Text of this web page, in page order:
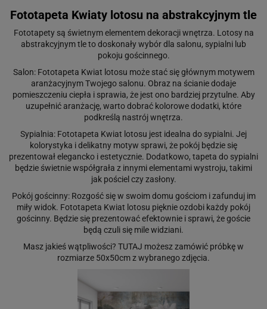
Fototapeta Kwiaty lotosu na abstrakcyjnym tle
Fototapety są świetnym elementem dekoracji wnętrza. Lotosy na
abstrakcyjnym tle to doskonały wybór dla salonu, sypialni lub
pokoju gościnnego.
Salon: Fototapeta Kwiat lotosu może stać się głównym motywem
aranżacyjnym Twojego salonu. Obraz na ścianie dodaje
pomieszczeniu ciepła i sprawia, że jest ono bardziej przytulne. Aby
uzupełnić aranżację, warto dobrać kolorowe dodatki, które
podkreślą nastrój wnętrza.
Sypialnia: Fototapeta Kwiat lotosu jest idealna do sypialni. Jej
kolorystyka i delikatny motyw sprawi, że pokój będzie się
prezentował elegancko i estetycznie. Dodatkowo, tapeta do sypialni
będzie świetnie współgrała z innymi elementami wystroju, takimi
jak pościel czy zasłony.
Pokój gościnny: Rozgość się w swoim domu gościom i zafunduj im
miły widok. Fototapeta Kwiat lotosu pięknie ozdobi każdy pokój
gościnny. Będzie się prezentować efektownie i sprawi, że goście
będą czuli się mile widziani.
Masz jakieś wątpliwości? TUTAJ możesz zamówić próbkę w
rozmiarze 50x50cm z wybranego zdjęcia.